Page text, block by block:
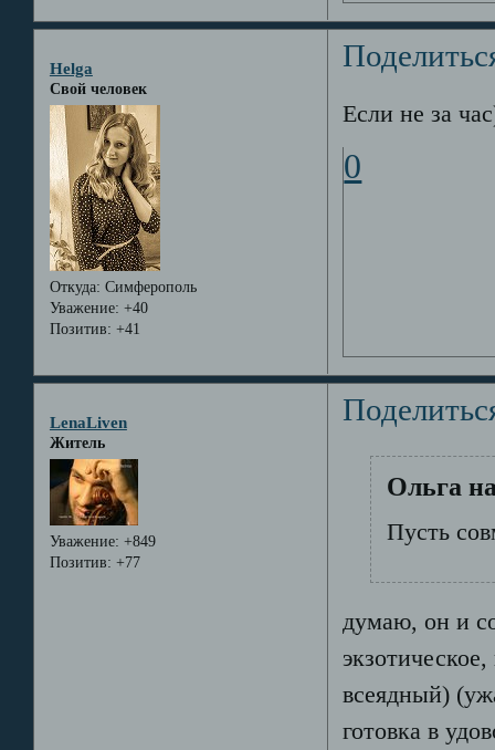
Helga
Свой человек
Откуда: Симферополь
Уважение: +40
Позитив: +41
Если не за
0
LenaLiven
Житель
Уважение: +849
Позитив: +77
Ольга
Пусть
думаю, он и
всеядный)
готовка в